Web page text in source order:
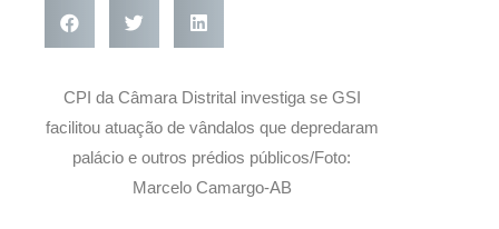
CPI da Câmara Distrital investiga se GSI
facilitou atuação de vândalos que depredaram
palácio e outros prédios públicos/Foto:
Marcelo Camargo-AB